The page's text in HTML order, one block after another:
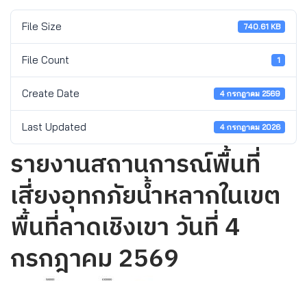
File Size 740.61 KB
File Count 1
Create Date 4 กรกฎาคม 2569
Last Updated 4 กรกฎาคม 2026
รายงานสถานการณ์พื้นที่
เสี่ยงอุทกภัยน้ำหลากในเขต
พื้นที่ลาดเชิงเขา วันที่ 4
กรกฎาคม 2569